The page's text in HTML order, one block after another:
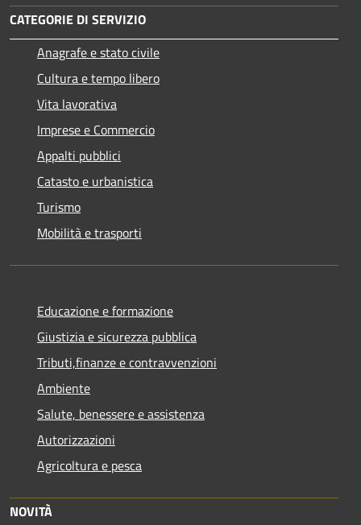
CATEGORIE DI SERVIZIO
Anagrafe e stato civile
Cultura e tempo libero
Vita lavorativa
Imprese e Commercio
Appalti pubblici
Catasto e urbanistica
Turismo
Mobilità e trasporti
Educazione e formazione
Giustizia e sicurezza pubblica
Tributi,finanze e contravvenzioni
Ambiente
Salute, benessere e assistenza
Autorizzazioni
Agricoltura e pesca
NOVITÀ